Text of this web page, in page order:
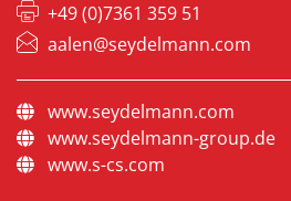
+49 (0)7361 359 51
aalen@seydelmann.com
www.seydelmann.com
www.seydelmann-group.de
www.s-cs.com